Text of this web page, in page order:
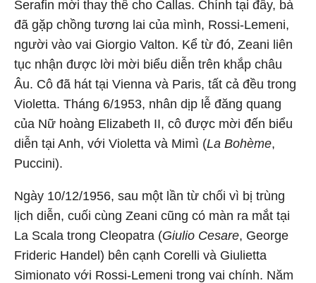
Serafin mời thay thế cho Callas. Chính tại đây, bà
đã gặp chồng tương lai của mình, Rossi-Lemeni,
người vào vai Giorgio Valton. Kể từ đó, Zeani liên
tục nhận được lời mời biểu diễn trên khắp châu
Âu. Cô đã hát tại Vienna và Paris, tất cả đều trong
Violetta. Tháng 6/1953, nhân dịp lễ đăng quang
của Nữ hoàng Elizabeth II, cô được mời đến biểu
diễn tại Anh, với Violetta và Mimì (La Bohème,
Puccini).
Ngày 10/12/1956, sau một lần từ chối vì bị trùng
lịch diễn, cuối cùng Zeani cũng có màn ra mắt tại
La Scala trong Cleopatra (Giulio Cesare, George
Frideric Handel) bên cạnh Corelli và Giulietta
Simionato với Rossi-Lemeni trong vai chính. Năm